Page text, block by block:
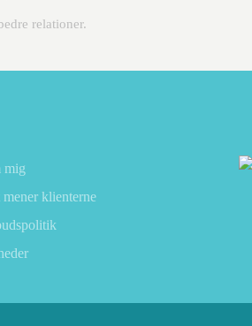
relationer.
mig
mener klienterne